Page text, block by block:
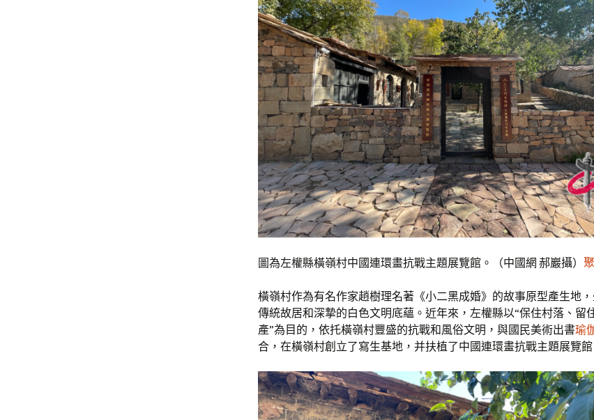
圖為左權縣橫嶺村中國連環畫抗戰主題展覽館。（中國網 郝巖攝）
橫嶺村作為有名作家趙樹理名著《小二黑成婚》的故事原型產生地
傳統故居和深摯的白色文明底蘊。近年來，左權縣以“保住村落、留
產”為目的，依托橫嶺村豐盛的抗戰和風俗文明，與國民美術出書瑜
合，在橫嶺村創立了寫生基地，并扶植了中國連環畫抗戰主題展覽館